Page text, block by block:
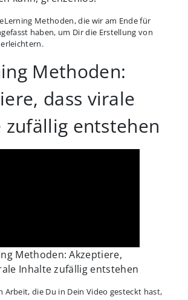
Methoden, die wir am Ende für
haben, um Dir die Erstellung von
Methoden:
dass virale
zufällig entstehen
Methoden: Akzeptiere,
Inhalte zufällig entstehen
Arbeit, die Du in Dein Video gesteckt hast,